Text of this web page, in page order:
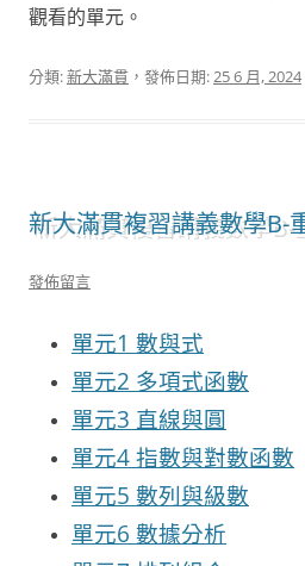
觀看的單元。
分類:新大滿貫 ，發佈日期:25 6 月, 2024
新大滿貫複習講義數學B-
發佈留言
單元1 數與式
單元2 多項式函數
單元3 直線與圓
單元4 指數與對數函數
單元5 數列與級數
單元6 數據分析